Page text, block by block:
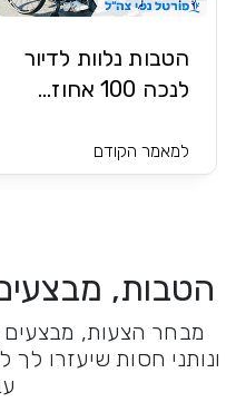
הטבות נלוות לדיור
לנכה 100 אחוז...
למאמר הקודם
הטבות,
מבחר הצעות, מבצעים
ונותני חסות שיעזרו